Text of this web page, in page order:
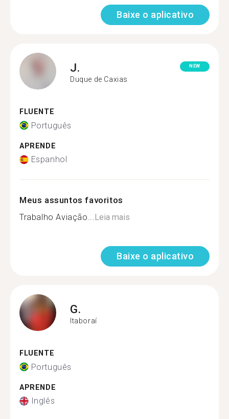
Baixe o aplicativo
J.
Duque de Caxias
NEW
FLUENTE
Português
APRENDE
Espanhol
Meus assuntos favoritos
Trabalho Aviação...Leia mais
Baixe o aplicativo
G.
Itaboraí
FLUENTE
Português
APRENDE
Inglês